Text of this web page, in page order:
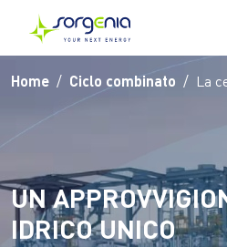
Vai al contenuto principale
Home Ciclo combinato La
UN
IDRICO UNICO